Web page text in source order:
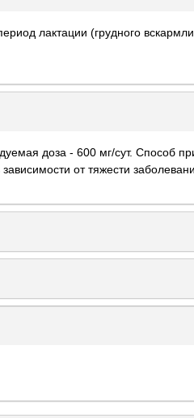
лактации (грудного
доза - 600 мг/сут. Способ
от тяжести